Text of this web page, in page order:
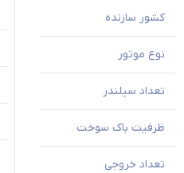
کشور سازنده
نوع موتور
تعداد سیلندر
ظرفیت باک سوخت
تعداد خروجی